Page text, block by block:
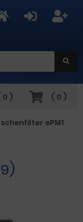
( 0 )
0 )
ePM1